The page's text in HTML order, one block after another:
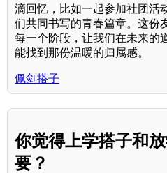
滴回忆，比如一起参加社团活
们共同书写的青春篇章。这份
每一个阶段，让我们在未来的
能找到那份温暖的归属感。
佩剑搭子
你觉得上学搭子和
要？